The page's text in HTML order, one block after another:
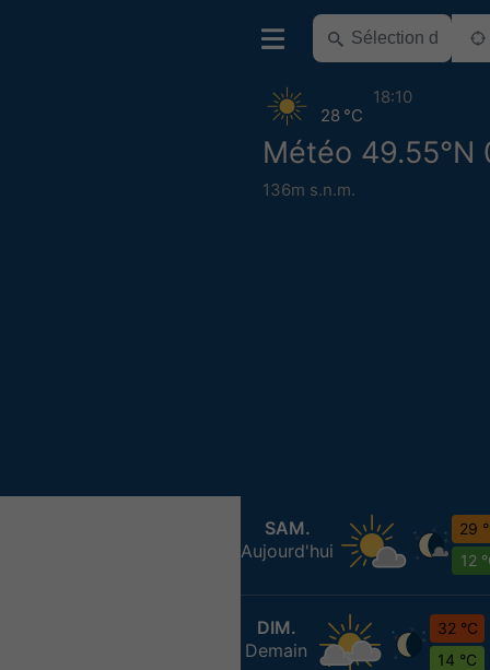
Météo 49.55°N
136m s.n.m.
28 °C
18:10
SAM.
Aujourd'hui
29
12
DIM.
Demain
32 °C
14 °C